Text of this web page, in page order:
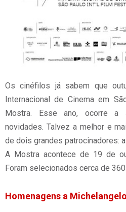
Os cinéfilos já sabem que
Internacional de Cinema em
Mostra. Esse ano, ocorre a
novidades. Talvez a melhor e
de dois grandes patrocinadores:
A Mostra acontece de 19 de
Foram selecionados cerca de
Homenagens a